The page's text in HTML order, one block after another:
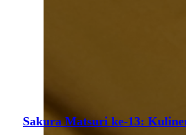
Sakura Matsuri ke-13: